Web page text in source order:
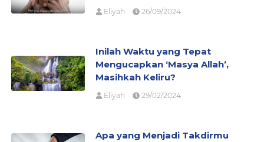
Eliyah 26/09/2024
Inilah Waktu yang Tepat
Mengucapkan ‘Masya Allah’,
Masihkah Keliru?
Eliyah 29/02/2024
Apa yang Menjadi Takdirmu